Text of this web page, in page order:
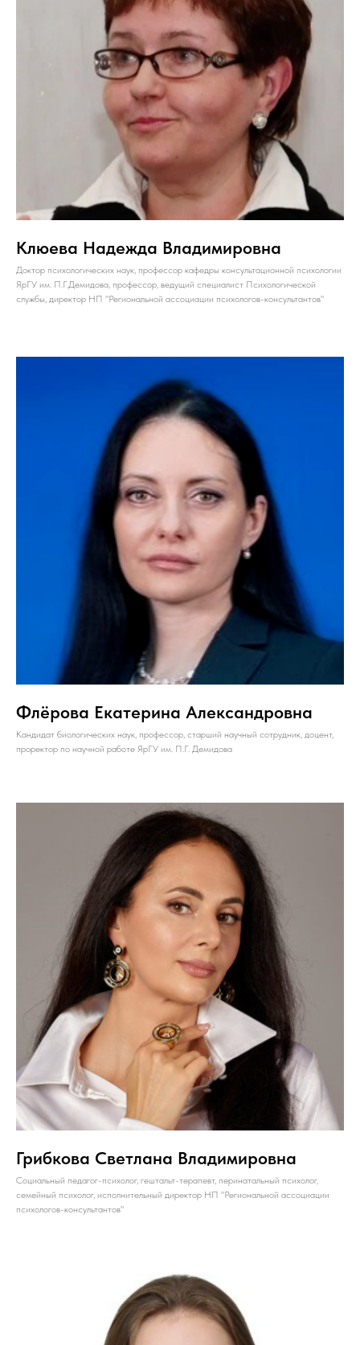
Клюева Надежда Владимировна
Доктор психологических наук, профессор кафедры консультационной психологии
ЯрГУ им. П.Г.Демидова, профессор, ведущий специалист Психологической
службы, директор НП "Региональной ассоциации психологов-консультантов"
Флёрова Екатерина Александровна
Кандидат биологических наук, профессор, старший научный сотрудник, доцент,
проректор по научной работе ЯрГУ им. П.Г. Демидова
Грибкова Светлана Владимировна
Социальный педагог-психолог, гештальт-терапевт, перинатальный психолог,
семейный психолог, исполнительный директор НП "Региональной ассоциации
психологов-консультантов"